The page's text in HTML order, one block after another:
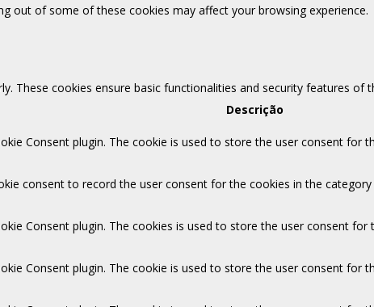
out of some of these cookies may affect your browsing experience.
These cookies ensure basic functionalities and security features of
Descrição
Consent plugin. The cookie is used to store the user consent for
consent to record the user consent for the cookies in the
Consent plugin. The cookies is used to store the user consent
Consent plugin. The cookie is used to store the user consent for